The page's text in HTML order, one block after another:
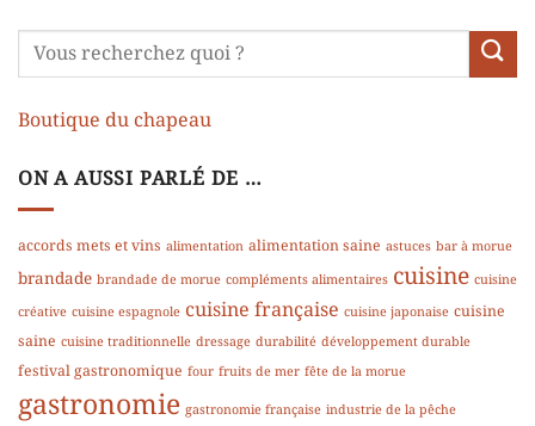
Boutique du chapeau
ON A AUSSI PARLÉ DE …
accords mets et vins alimentation alimentation saine astuces bar à morue
brandade brandade de morue compléments alimentaires cuisine cuisine
créative cuisine espagnole cuisine française cuisine japonaise cuisine
saine cuisine traditionnelle dressage durabilité développement durable
festival gastronomique four fruits de mer fête de la morue
gastronomie gastronomie française industrie de la pêche